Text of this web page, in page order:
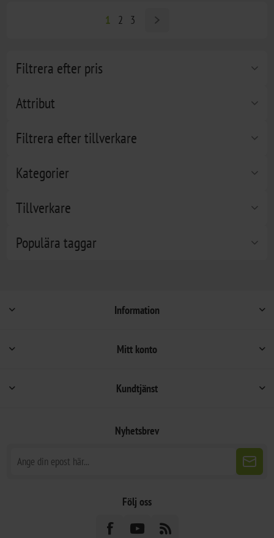
Filtrera efter pris
Attribut
Filtrera efter tillverkare
Kategorier
Tillverkare
Populära taggar
1 2 3
Information
Mitt konto
Kundtjänst
Nyhetsbrev
Följ oss